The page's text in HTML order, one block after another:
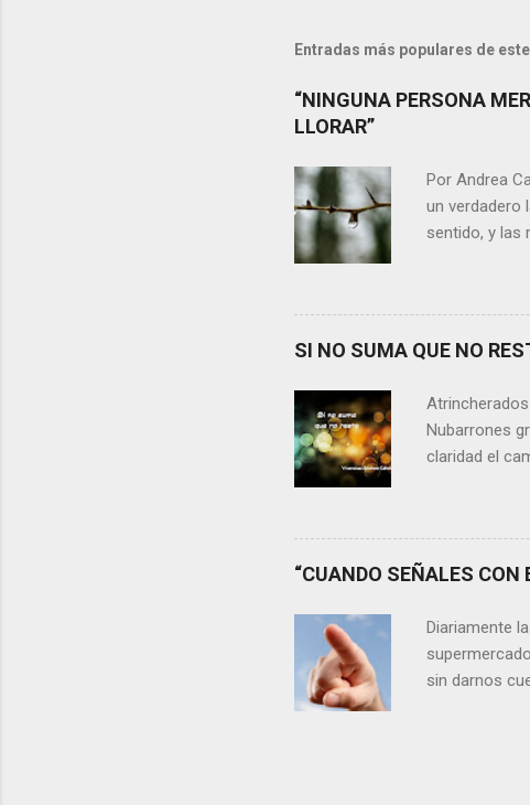
Entradas más populares de
“NINGUNA PERSONA
LLORAR”
Por Andrea
un verdadero
sentido, y las
conteste
momento de
Si
somos, y es
SI NO SUMA QUE NO
Nubarrones
claridad el
que no nos
escasos y
las
elegir y
“CUANDO SEÑALES CON
Diariamente
sin darnos
existe